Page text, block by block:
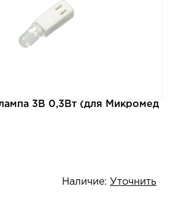
3В 0,3Вт (для Микромед
Наличие: Уточнить